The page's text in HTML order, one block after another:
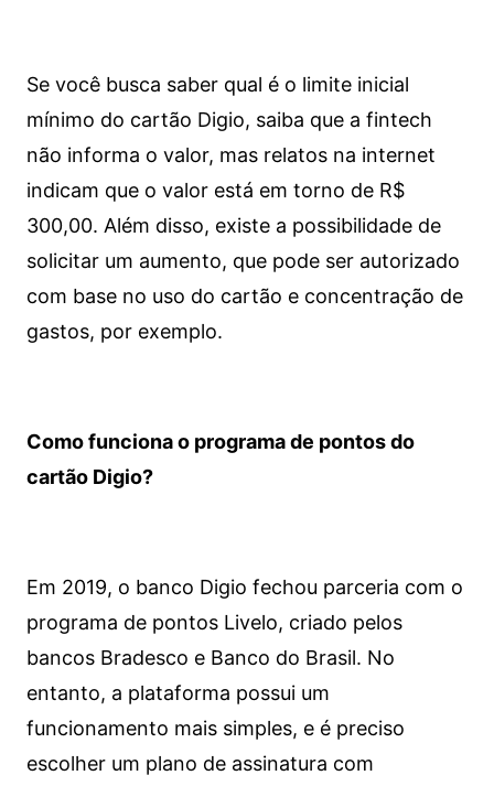
Se você busca saber qual é o limite inicial
mínimo do cartão Digio, saiba que a fintech
não informa o valor, mas relatos na internet
indicam que o valor está em torno de R$
300,00. Além disso, existe a possibilidade de
solicitar um aumento, que pode ser autorizado
com base no uso do cartão e concentração de
gastos, por exemplo.
Como funciona o programa de pontos do
cartão Digio?
Em 2019, o banco Digio fechou parceria com o
programa de pontos Livelo, criado pelos
bancos Bradesco e Banco do Brasil. No
entanto, a plataforma possui um
funcionamento mais simples, e é preciso
escolher um plano de assinatura com